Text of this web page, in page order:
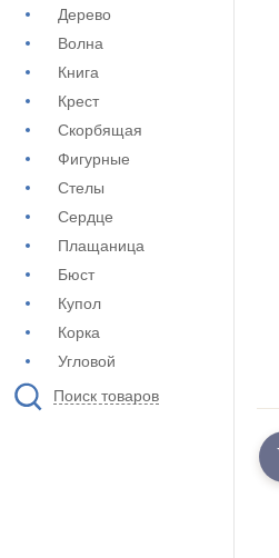
Дерево
Волна
Книга
Крест
Скорбящая
Фигурные
Стелы
Сердце
Плащаница
Бюст
Купол
Корка
Угловой
Поиск товаров